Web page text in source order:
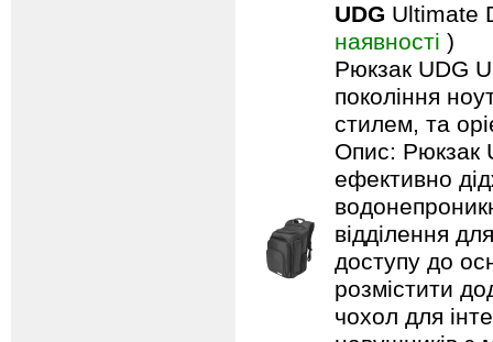
UDG Ultimate
наявності )
Рюкзак UDG
покоління
стилем, та
Опис: Рюкзак
ефективно
відділення
доступу до
розмістити
чохол для